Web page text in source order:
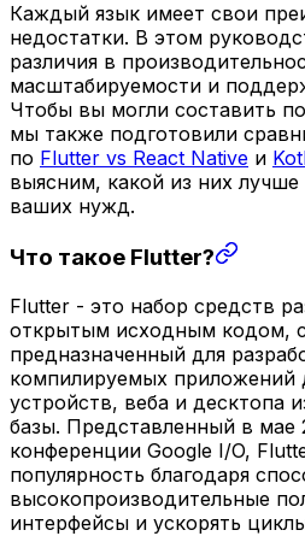
Каждый язык имеет свои
недостатки. В этом
различия в
масштабируемости и
Чтобы вы могли составить
мы также подготовили
по Flutter vs React Native и
выясним, какой из них
ваших нужд.
Что такое Flutter?
Flutter - это набор средств
открытым исходным кодом,
предназначенный для
компилируемых приложений
устройств, веба и десктопа
базы. Представленный в мае
конференции Google I/O,
популярность благодаря
высокопроизводительные
интерфейсы и ускорять